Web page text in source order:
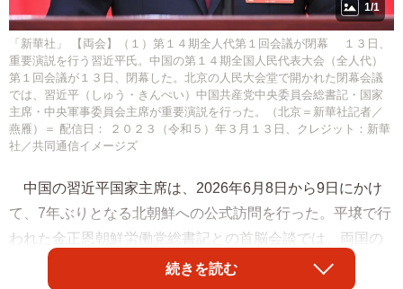
1/1
「新華社」 【両会】（１）第１４期全人代第１回会議が閉幕 １３日、
重要演説を行う習近平氏。中国の第１４期全国人民代表大会（全人代）
第１回会議が１３日、閉幕した。北京の人民大会堂で開かれた閉幕会議
では、習近平（しゅう・きんぺい）中国共産党中央委員会総書記・国家
主席・中央軍事委員会主席が重要演説を行った。（北京＝新華社記者／
燕雁）＝ 配信日： ２０２３（令和５）年３月１３日、クレジット：新華
社／共同通信イメージズ
中国の習近平国家主席は、2026年6月8日から9日にかけ
て、7年ぶりとなる北朝鮮への公式訪問を行った。平壌で行
われた金正恩朝鮮労働党総書記との首脳会談では、両国の
伝統的友好や戦略的連携の強化が確認された。
続きを読む